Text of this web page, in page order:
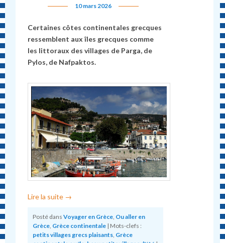
10 mars 2026
Certaines côtes continentales grecques
ressemblent aux îles grecques comme
les littoraux des villages de Parga, de
Pylos, de Nafpaktos.
Lire la suite →
Posté dans Voyager en Grèce Ou aller en
Grèce Grèce continentale | Mots-clefs :
petits villages grecs plaisants Grèce